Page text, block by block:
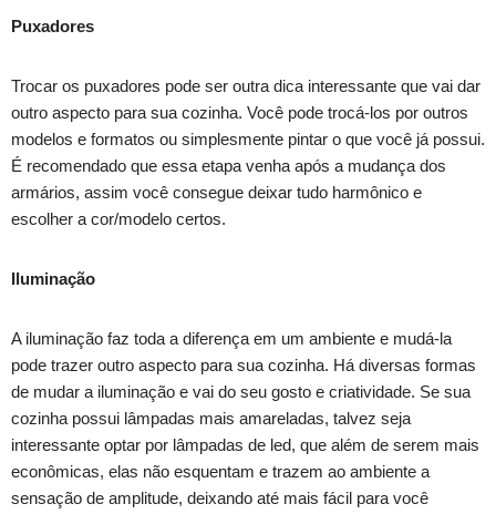
Puxadores
Trocar os puxadores pode ser outra dica interessante que vai dar
outro aspecto para sua cozinha. Você pode trocá-los por outros
modelos e formatos ou simplesmente pintar o que você já possui.
É recomendado que essa etapa venha após a mudança dos
armários, assim você consegue deixar tudo harmônico e
escolher a cor/modelo certos.
Iluminação
A iluminação faz toda a diferença em um ambiente e mudá-la
pode trazer outro aspecto para sua cozinha. Há diversas formas
de mudar a iluminação e vai do seu gosto e criatividade. Se sua
cozinha possui lâmpadas mais amareladas, talvez seja
interessante optar por lâmpadas de led, que além de serem mais
econômicas, elas não esquentam e trazem ao ambiente a
sensação de amplitude, deixando até mais fácil para você